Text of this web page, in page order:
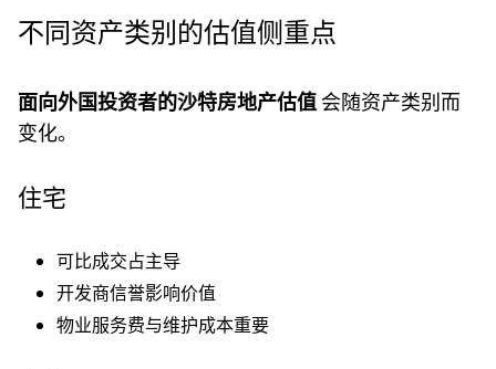
不同资产类别的估值侧重点
面向外国投资者的沙特房地产估值会随资产类别而
变化。
住宅
可比成交占主导
开发商信誉影响价值
物业服务费与维护成本重要